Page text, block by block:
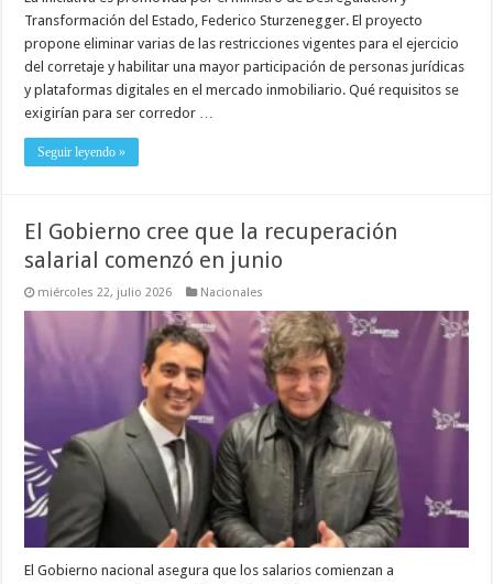
Transformación del Estado, Federico Sturzenegger. El proyecto
propone eliminar varias de las restricciones vigentes para el ejercicio
del corretaje y habilitar una mayor participación de personas jurídicas
y plataformas digitales en el mercado inmobiliario. Qué requisitos se
exigirían para ser corredor …
Seguir leyendo »
El Gobierno cree que la recuperación
salarial comenzó en junio
miércoles 22, julio 2026 Nacionales
El Gobierno nacional asegura que los salarios comienzan a